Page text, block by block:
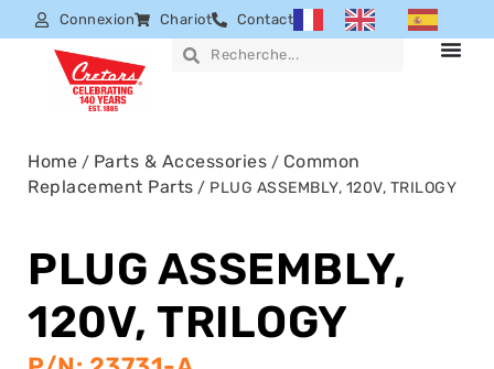
Connexion Chariot Contact
Home / Parts & Accessories / Common
Replacement Parts / PLUG ASSEMBLY, 120V, TRILOGY
PLUG ASSEMBLY,
120V, TRILOGY